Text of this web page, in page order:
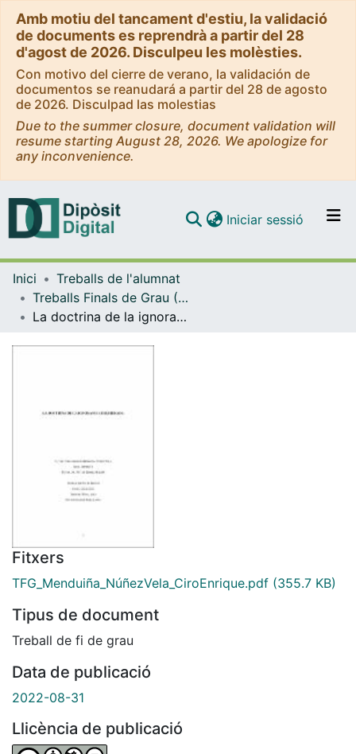
Amb motiu del tancament d'estiu, la validació
de documents es reprendrà a partir del 28
d'agost de 2026. Disculpeu les molèsties.
Con motivo del cierre de verano, la validación de
documentos se reanudará a partir del 28 de agosto
de 2026. Disculpad las molestias
Due to the summer closure, document validation will
resume starting August 28, 2026. We apologize for
any inconvenience.
Navega per tot el DD
Iniciar sessió (current)
Inici
Treballs de l'alumnat
Treballs Finals de Grau (TFG) - Dret
La doctrina de la ignorancia deliberada
Fitxers
TFG_Menduiña_NúñezVela_CiroEnrique.pdf (355.7 KB)
Tipus de document
Treball de fi de grau
Data de publicació
2022-08-31
Llicència de publicació